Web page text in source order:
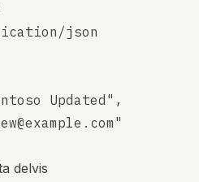
json
Updated",
delvis